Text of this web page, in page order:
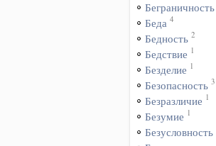
Беграничность
Беда 4
Бедность 2
Бедствие 1
Безделие 1
Безопасность 3
Безразличие 1
Безумие 1
Безусловность